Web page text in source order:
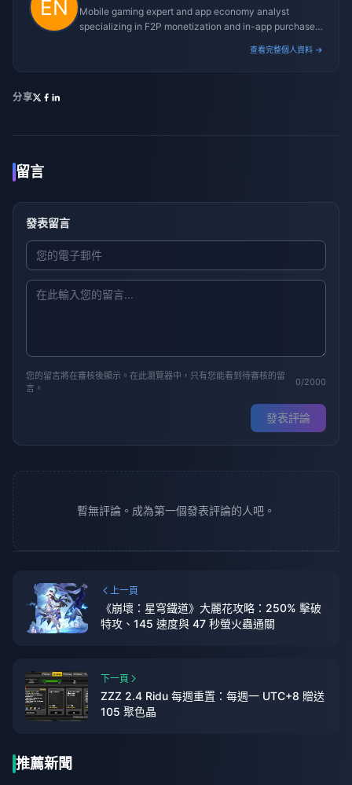
Mobile gaming expert and app economy analyst
specializing in F2P monetization and in-app purchase
查看完整個人資料 →
分享
留言
發表留言
您的留言將在審核後顯示。在此瀏覽器中，只有您能看到待審核的留
言。
0/2000
發表評論
暫無評論。成為第一個發表評論的人吧。
上一頁
《崩壞：星穹鐵道》大麗花攻略：250% 擊破
特攻、145 速度與 47 秒螢火蟲通關
下一頁
ZZZ 2.4 Ridu 每週重置：每週一 UTC+8 贈送
105 聚色晶
推薦新聞